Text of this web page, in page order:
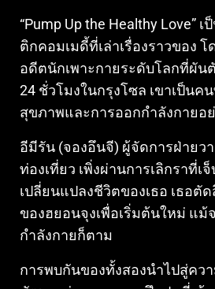
“Pump Up the Healthy Love”
ติกคอมเมดี้ที่เล่าเรื่องราวของ
อดีตนักเพาะกายระดับโลกที่ผัน
24 ชั่วโมงในกรุงโซล เขาเป็นค
สุขภาพและการออกกำลังกายอ
อีมีรัน (จองอึนจี) ผู้จัดการฝ่ายว
ท่องเที่ยว เพิ่งผ่านการเลิกราที่เ
เปลี่ยนแปลงชีวิตของเธอ เธอตั
ของฮยอนจุงเพื่อเริ่มต้นใหม่ แม้
กำลังกายก็ตาม
การพบกันของทั้งสองนำไปสู่คว